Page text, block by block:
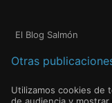
El Blog Salmón
Otras
Utilizamos cookies de